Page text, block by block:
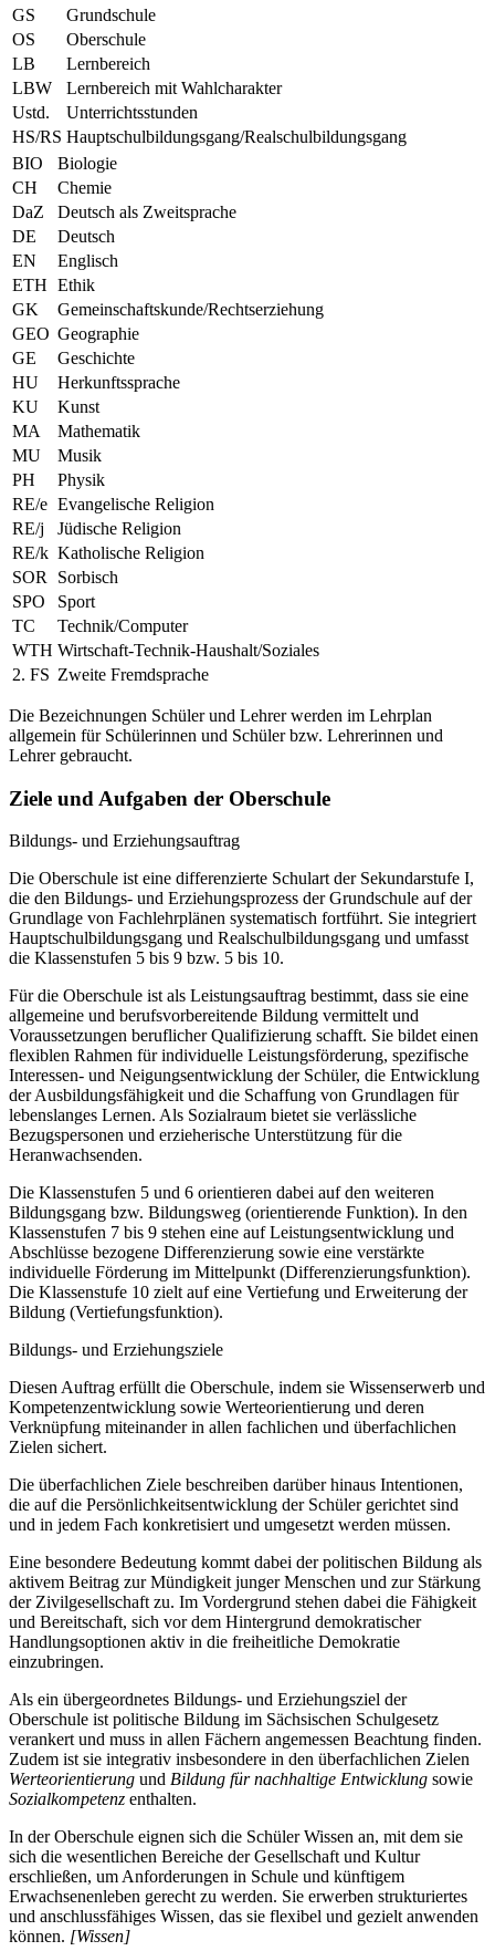
GS
Grundschule
OS
Oberschule
LB
Lernbereich
LBW
Lernbereich mit Wahlcharakter
Ustd.
Unterrichtsstunden
HS/RS Hauptschulbildungsgang/Realschulbildungsgang
BIO
Biologie
CH
Chemie
DaZ
Deutsch als Zweitsprache
DE
Deutsch
EN
Englisch
ETH Ethik
GK
Gemeinschaftskunde/Rechtserziehung
GEO Geographie
GE
Geschichte
HU
Herkunftssprache
KU
Kunst
MA
Mathematik
MU
Musik
PH
Physik
RE/e Evangelische Religion
RE/j
Jüdische Religion
RE/k Katholische Religion
SOR
Sorbisch
SPO
Sport
TC
Technik/Computer
WTH Wirtschaft-Technik-Haushalt/Soziales
2. FS Zweite Fremdsprache
Die Bezeichnungen Schüler und Lehrer werden im Lehrplan
allgemein für Schülerinnen und Schüler bzw. Lehrerinnen und
Lehrer gebraucht.
Ziele und Aufgaben der Oberschule
Bildungs- und Erziehungsauftrag
Die Oberschule ist eine differenzierte Schulart der Sekundarstufe I,
die den Bildungs- und Erziehungsprozess der Grundschule auf der
Grundlage von Fachlehrplänen systematisch fortführt. Sie integriert
Hauptschulbildungsgang und Realschulbildungsgang und umfasst
die Klassenstufen 5 bis 9 bzw. 5 bis 10.
Für die Oberschule ist als Leistungsauftrag bestimmt, dass sie eine
allgemeine und berufsvorbereitende Bildung vermittelt und
Voraussetzungen beruflicher Qualifizierung schafft. Sie bildet einen
flexiblen Rahmen für individuelle Leistungsförderung, spezifische
Interessen- und Neigungsentwicklung der Schüler, die Entwicklung
der Ausbildungsfähigkeit und die Schaffung von Grundlagen für
lebenslanges Lernen. Als Sozialraum bietet sie verlässliche
Bezugspersonen und erzieherische Unterstützung für die
Heranwachsenden.
Die Klassenstufen 5 und 6 orientieren dabei auf den weiteren
Bildungsgang bzw. Bildungsweg (orientierende Funktion). In den
Klassenstufen 7 bis 9 stehen eine auf Leistungsentwicklung und
Abschlüsse bezogene Differenzierung sowie eine verstärkte
individuelle Förderung im Mittelpunkt (Differenzierungsfunktion).
Die Klassenstufe 10 zielt auf eine Vertiefung und Erweiterung der
Bildung (Vertiefungsfunktion).
Bildungs- und Erziehungsziele
Diesen Auftrag erfüllt die Oberschule, indem sie Wissenserwerb und
Kompetenzentwicklung sowie Werteorientierung und deren
Verknüpfung miteinander in allen fachlichen und überfachlichen
Zielen sichert.
Die überfachlichen Ziele beschreiben darüber hinaus Intentionen,
die auf die Persönlichkeitsentwicklung der Schüler gerichtet sind
und in jedem Fach konkretisiert und umgesetzt werden müssen.
Eine besondere Bedeutung kommt dabei der politischen Bildung als
aktivem Beitrag zur Mündigkeit junger Menschen und zur Stärkung
der Zivilgesellschaft zu. Im Vordergrund stehen dabei die Fähigkeit
und Bereitschaft, sich vor dem Hintergrund demokratischer
Handlungsoptionen aktiv in die freiheitliche Demokratie
einzubringen.
Als ein übergeordnetes Bildungs- und Erziehungsziel der
Oberschule ist politische Bildung im Sächsischen Schulgesetz
verankert und muss in allen Fächern angemessen Beachtung finden.
Zudem ist sie integrativ insbesondere in den überfachlichen Zielen
Werteorientierung und Bildung für nachhaltige Entwicklung sowie
Sozialkompetenz enthalten.
In der Oberschule eignen sich die Schüler Wissen an, mit dem sie
sich die wesentlichen Bereiche der Gesellschaft und Kultur
erschließen, um Anforderungen in Schule und künftigem
Erwachsenenleben gerecht zu werden. Sie erwerben strukturiertes
und anschlussfähiges Wissen, das sie flexibel und gezielt anwenden
können. [Wissen]